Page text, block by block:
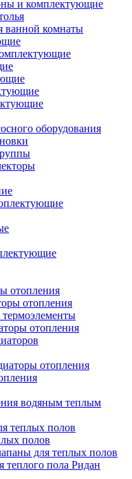
и комплектующие
ванной комнаты
оборудования
отопления
отопления
отопления
отопления
водяным теплым
теплых полов
полов
для теплых полов
теплого пола Ридан